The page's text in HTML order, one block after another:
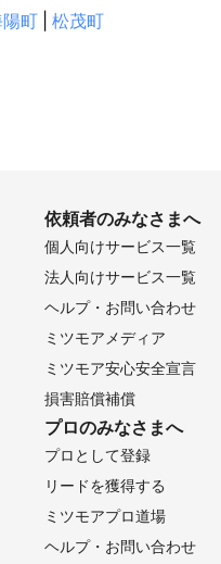
町
松茂町
依頼者のみなさまへ
個人向けサービス一覧
法人向けサービス一覧
ヘルプ・お問い合わせ
ミツモアメディア
ミツモア安心安全宣言
損害賠償補償
プロのみなさまへ
プロとして登録
リードを獲得する
ミツモアプロ道場
ヘルプ・お問い合わせ